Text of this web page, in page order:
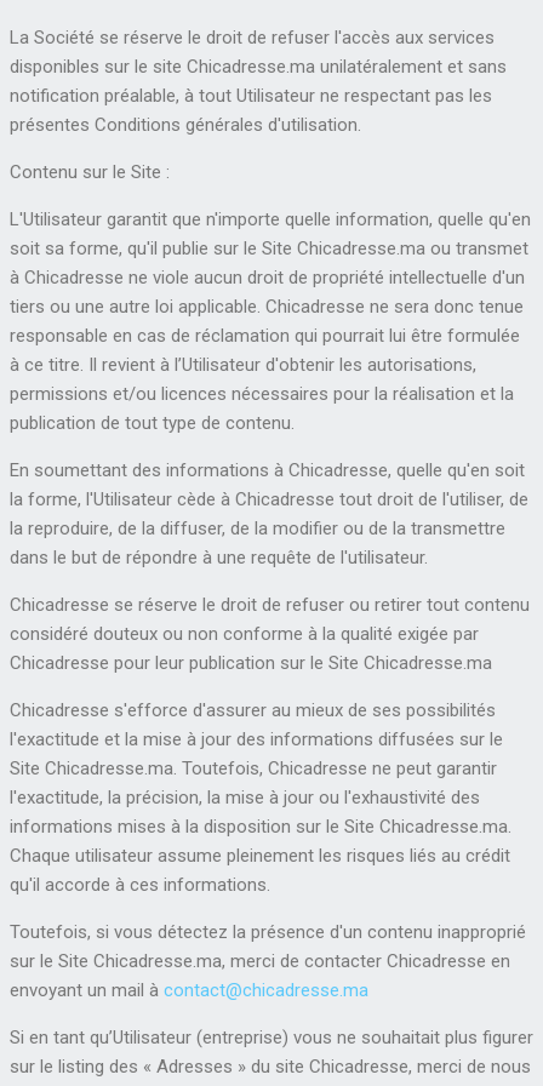
La Société se réserve le droit de refuser l'accès aux services
disponibles sur le site Chicadresse.ma unilatéralement et sans
notification préalable, à tout Utilisateur ne respectant pas les
présentes Conditions générales d'utilisation.
Contenu sur le Site :
L'Utilisateur garantit que n'importe quelle information, quelle qu'en
soit sa forme, qu'il publie sur le Site Chicadresse.ma ou transmet
à Chicadresse ne viole aucun droit de propriété intellectuelle d'un
tiers ou une autre loi applicable. Chicadresse ne sera donc tenue
responsable en cas de réclamation qui pourrait lui être formulée
à ce titre. Il revient à l’Utilisateur d'obtenir les autorisations,
permissions et/ou licences nécessaires pour la réalisation et la
publication de tout type de contenu.
En soumettant des informations à Chicadresse, quelle qu'en soit
la forme, l'Utilisateur cède à Chicadresse tout droit de l'utiliser, de
la reproduire, de la diffuser, de la modifier ou de la transmettre
dans le but de répondre à une requête de l'utilisateur.
Chicadresse se réserve le droit de refuser ou retirer tout contenu
considéré douteux ou non conforme à la qualité exigée par
Chicadresse pour leur publication sur le Site Chicadresse.ma
Chicadresse s'efforce d'assurer au mieux de ses possibilités
l'exactitude et la mise à jour des informations diffusées sur le
Site Chicadresse.ma. Toutefois, Chicadresse ne peut garantir
l'exactitude, la précision, la mise à jour ou l'exhaustivité des
informations mises à la disposition sur le Site Chicadresse.ma.
Chaque utilisateur assume pleinement les risques liés au crédit
qu'il accorde à ces informations.
Toutefois, si vous détectez la présence d'un contenu inapproprié
sur le Site Chicadresse.ma, merci de contacter Chicadresse en
envoyant un mail à contact@chicadresse.ma
Si en tant qu’Utilisateur (entreprise) vous ne souhaitait plus figurer
sur le listing des « Adresses » du site Chicadresse, merci de nous